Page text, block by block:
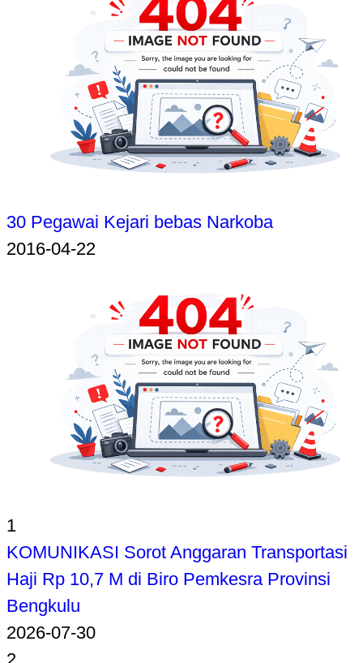
30 Pegawai Kejari bebas Narkoba
2016-04-22
1
KOMUNIKASI Sorot Anggaran Transportasi
Haji Rp 10,7 M di Biro Pemkesra Provinsi
Bengkulu
2026-07-30